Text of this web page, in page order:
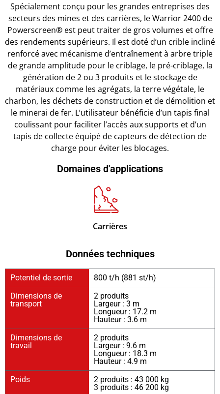
Spécialement conçu pour les grandes entreprises des
secteurs des mines et des carrières, le Warrior 2400 de
Powerscreen® est peut traiter de gros volumes et offre
des rendements supérieurs. Il est doté d’un crible incliné
renforcé avec mécanisme d’entraînement à arbre triple
de grande amplitude pour le criblage, le pré-criblage, la
génération de 2 ou 3 produits et le stockage de
matériaux comme les agrégats, la terre végétale, le
charbon, les déchets de construction et de démolition et
le minerai de fer. L’utilisateur bénéficie d’un tapis final
coulissant pour faciliter l’accès aux supports et d’un
tapis de collecte équipé de capteurs de détection de
charge pour éviter les blocages.
Domaines d'applications
Carrières
Données techniques
Potentiel de sortie
800 t/h (881 st/h)
Dimensions de
transport
2 produits
Largeur : 3 m
Longueur : 17.2 m
Hauteur : 3.6 m
Dimensions de
travail
2 produits
Largeur : 9.6 m
Longueur : 18.3 m
Hauteur : 4.9 m
Poids
2 produits : 43 000 kg
3 produits : 46 200 kg